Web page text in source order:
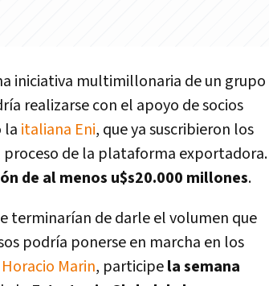
iniciativa multimillonaria de un grupo
realizarse con el apoyo de socios
la italiana Eni, que ya suscribieron los
de la plataforma exportadora.
de al menos u$s20.000 millones.
terminarían de darle el volumen que
podría ponerse en marcha en los
Horacio Marin, participela semana